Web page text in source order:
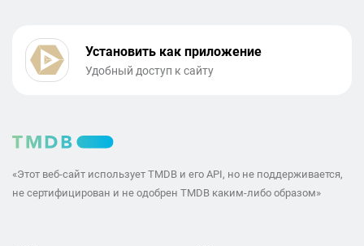
Установить как приложение
Удобный доступ к сайту
«Этот веб-сайт использует TMDB и его API, но не поддерживается,
не сертифицирован и не одобрен TMDB каким-либо образом»